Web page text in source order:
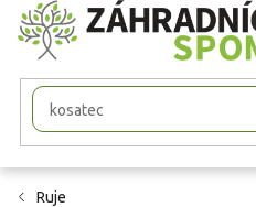
Prejsť
na
obsah
Ruje